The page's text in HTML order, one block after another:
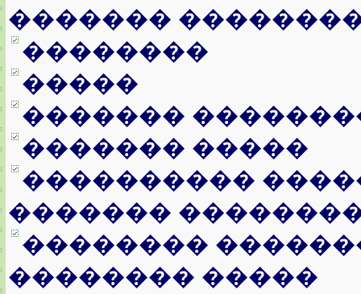
�������
��������
�����
�������
������� �����
����������
�������
��������
�������� �����